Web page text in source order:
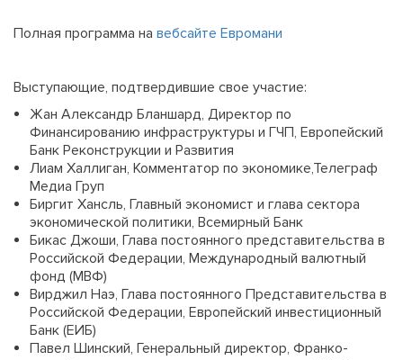
Полная программа на вебсайте Евромани
Выступающие, подтвердившие свое участие:
Жан Александр Бланшард, Директор по
Финансированию инфраструктуры и ГЧП, Европейский
Банк Реконструкции и Развития
Лиам Халлиган, Комментатор по экономике,Телеграф
Медиа Груп
Биргит Хансль, Главный экономист и глава сектора
экономической политики, Всемирный Банк
Бикас Джоши, Глава постоянного представительства в
Российской Федерации, Международный валютный
фонд (МВФ)
Вирджил Наэ, Глава постоянного Представительства в
Российской Федерации, Европейский инвестиционный
Банк (ЕИБ)
Павел Шинский, Генеральный директор, Франко-